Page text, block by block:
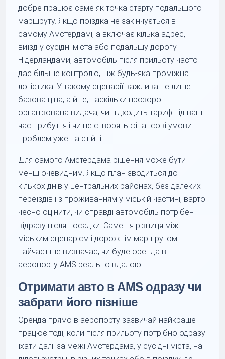
добре працює саме як точка старту подальшого
маршруту. Якщо поїздка не закінчується в
самому Амстердамі, а включає кілька адрес,
виїзд у сусідні міста або подальшу дорогу
Нідерландами, автомобіль після прильоту часто
дає більше контролю, ніж будь-яка проміжна
логістика. У такому сценарії важлива не лише
базова ціна, а й те, наскільки прозоро
організована видача, чи підходить тариф під ваш
час прибуття і чи не створять фінансові умови
проблем уже на стійці.
Для самого Амстердама рішення може бути
менш очевидним. Якщо план зводиться до
кількох днів у центральних районах, без далеких
переїздів і з проживанням у міській частині, варто
чесно оцінити, чи справді автомобіль потрібен
відразу після посадки. Саме ця різниця між
міським сценарієм і дорожнім маршрутом
найчастіше визначає, чи буде оренда в
аеропорту AMS реально вдалою.
Отримати авто в AMS одразу чи
забрати його пізніше
Оренда прямо в аеропорту зазвичай найкраще
працює тоді, коли після прильоту потрібно одразу
їхати далі: за межі Амстердама, у сусідні міста, на